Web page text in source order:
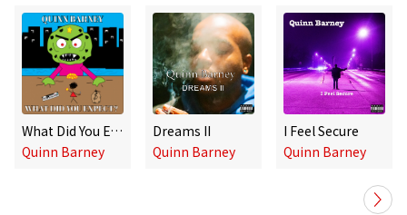
What Did You Expect?
Quinn Barney
Dreams II
Quinn Barney
I Feel Secure
Quinn Barney